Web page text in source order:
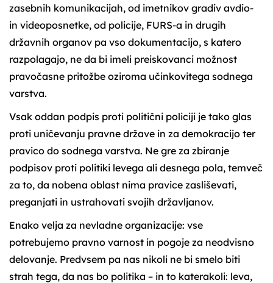
zasebnih komunikacijah, od imetnikov gradiv avdio-
in videoposnetke, od policije, FURS-a in drugih
državnih organov pa vso dokumentacijo, s katero
razpolagajo, ne da bi imeli preiskovanci možnost
pravočasne pritožbe oziroma učinkovitega sodnega
varstva.
Vsak oddan podpis proti politični policiji je tako glas
proti uničevanju pravne države in za demokracijo ter
pravico do sodnega varstva. Ne gre za zbiranje
podpisov proti politiki levega ali desnega pola, temveč
za to, da nobena oblast nima pravice zasliševati,
preganjati in ustrahovati svojih državljanov.
Enako velja za nevladne organizacije: vse
potrebujemo pravno varnost in pogoje za neodvisno
delovanje. Predvsem pa nas nikoli ne bi smelo biti
strah tega, da nas bo politika – in to katerakoli: leva,